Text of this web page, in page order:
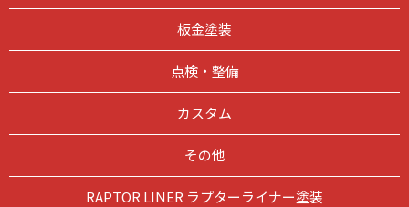
板金塗装
点検・整備
カスタム
その他
RAPTOR LINER ラプターライナー塗装